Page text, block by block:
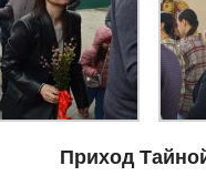
Приход